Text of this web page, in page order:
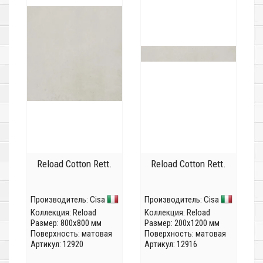
Reload Cotton Rett.
Производитель: Cisa
Коллекция: Reload
Размер: 800x800 мм
Поверхность: матовая
Артикул: 12920
Reload Cotton Rett.
Производитель: Cisa
Коллекция: Reload
Размер: 200x1200 мм
Поверхность: матовая
Артикул: 12916